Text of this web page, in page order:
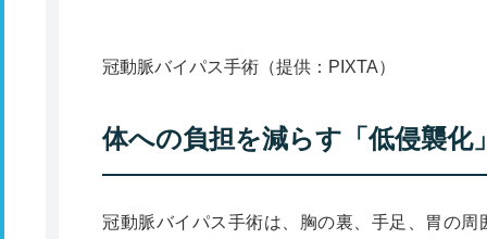
冠動脈バイパス手術（提供：PIXTA）
体への負担を減らす「低侵襲化
冠動脈バイパス手術は、胸の裏、手足、胃の